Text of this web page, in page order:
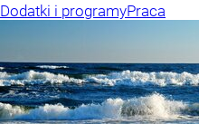
Dodatki i programyPraca